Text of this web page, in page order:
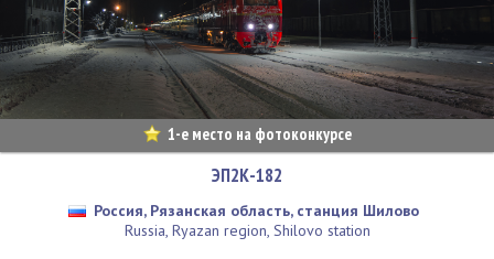
1-е место на фотоконкурсе
ЭП2К-182
Россия, Рязанская область, станция Шилово
Russia, Ryazan region, Shilovo station